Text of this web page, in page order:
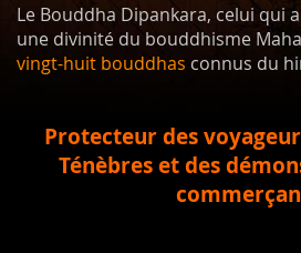
Le Bouddha Dipankara, celui qui
une divinité du bouddhisme
vingt-huit bouddhas connus du
Protecteur des
Ténèbres et des